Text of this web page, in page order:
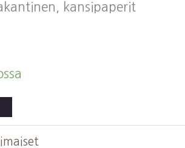
kansipaperit